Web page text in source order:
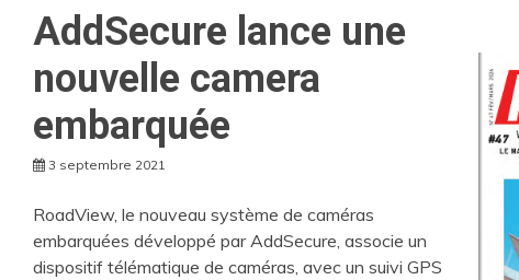
AddSecure lance une
nouvelle camera
embarquée
3 septembre 2021
RoadView, le nouveau système de caméras
embarquées développé par AddSecure, associe un
dispositif télématique de caméras, avec un suivi GPS